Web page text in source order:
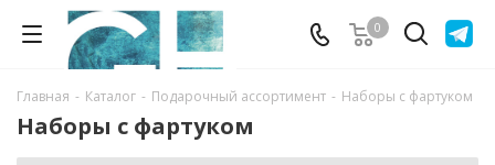
0
Главная - Каталог - Подарочный ассортимент - Наборы с фартуком
Наборы с фартуком